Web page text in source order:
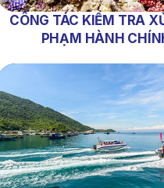
CÔNG TÁC KIỂM TRA
PHẠM HÀNH